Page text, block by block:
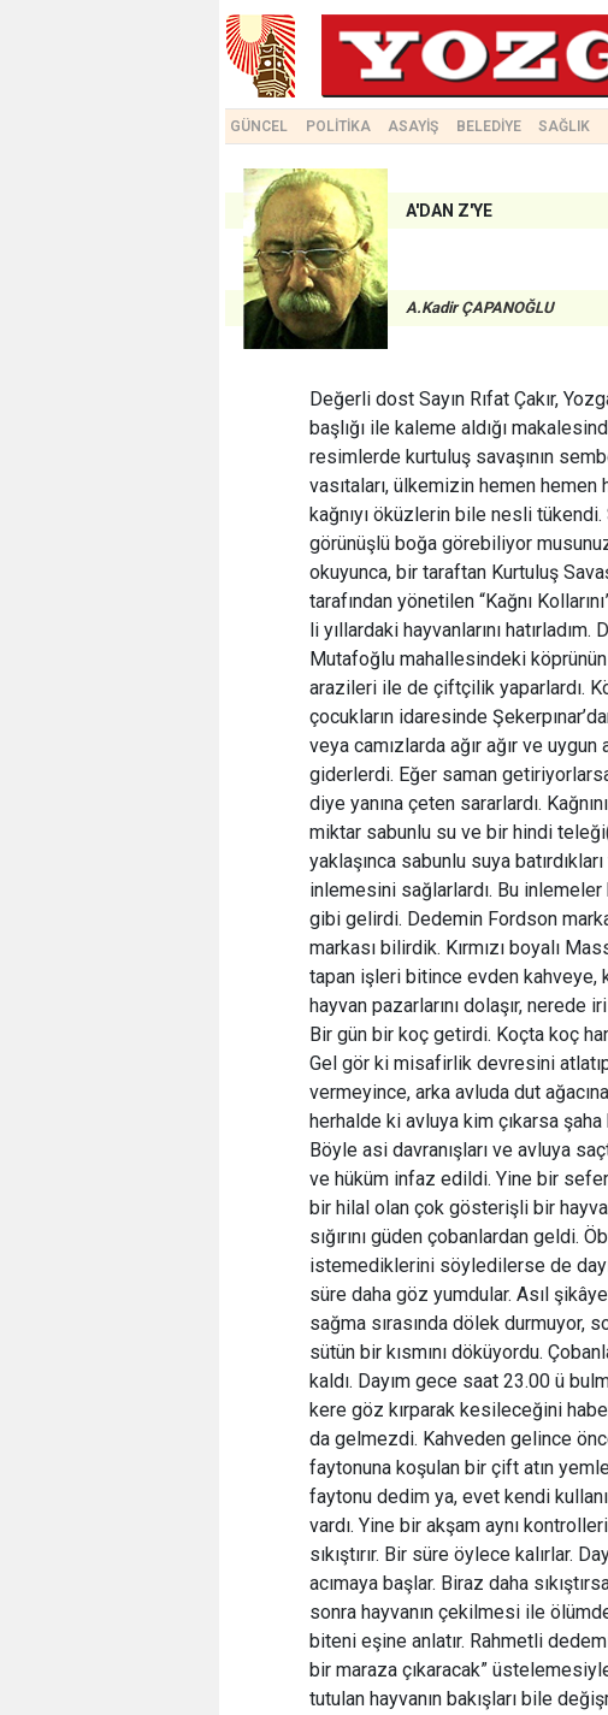
GÜNCEL POLİTİKA ASAYİŞ BELEDİYE SAĞLIK
A'DAN Z'YE
A.Kadir ÇAPANOĞLU
Değerli dost Sayın Rıfat Çakır,
başlığı ile kaleme aldığı
resimlerde kurtuluş savaşının
vasıtaları, ülkemizin hemen
kağnıyı öküzlerin bile nesli
görünüşlü boğa görebiliyor
okuyunca, bir taraftan Kurtuluş
tarafından yönetilen “Kağnı
li yıllardaki hayvanlarını
Mutafoğlu mahallesindeki köprünün
arazileri ile de çiftçilik yaparlardı.
çocukların idaresinde
veya camızlarda ağır ağır ve
giderlerdi. Eğer saman
diye yanına çeten sararlardı.
miktar sabunlu su ve bir hindi
yaklaşınca sabunlu suya
inlemesini sağlarlardı. Bu
gibi gelirdi. Dedemin Fordson
markası bilirdik. Kırmızı boyalı
tapan işleri bitince evden kahveye,
hayvan pazarlarını dolaşır, nerede
Bir gün bir koç getirdi. Koçta koç
Gel gör ki misafirlik devresini
vermeyince, arka avluda dut
herhalde ki avluya kim çıkarsa
Böyle asi davranışları ve avluya
ve hüküm infaz edildi. Yine bir
bir hilal olan çok gösterişli bir
sığırını güden çobanlardan geldi.
istemediklerini söyledilerse de
süre daha göz yumdular. Asıl
sağma sırasında dölek durmuyor,
sütün bir kısmını döküyordu.
kaldı. Dayım gece saat 23.00 ü
kere göz kırparak kesileceğini
da gelmezdi. Kahveden gelince
faytonuna koşulan bir çift atın
faytonu dedim ya, evet kendi
vardı. Yine bir akşam aynı
sıkıştırır. Bir süre öylece kalırlar.
acımaya başlar. Biraz daha
sonra hayvanın çekilmesi ile
biteni eşine anlatır. Rahmetli
bir maraza çıkaracak”
tutulan hayvanın bakışları bile